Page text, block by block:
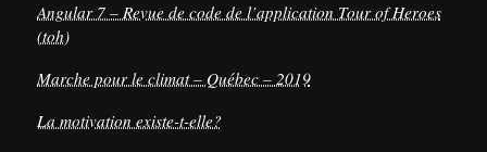
Angular 7 – Revue de code de l’application Tour of Heroes
(toh)
Marche pour le climat – Québec – 2019
La motivation existe-t-elle?